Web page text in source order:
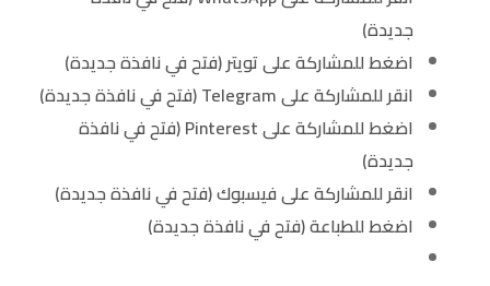
جديدة)
اضغط للمشاركة على تويتر (فتح في نافذة جديدة)
انقر للمشاركة على Telegram (فتح في نافذة جديدة)
اضغط للمشاركة على Pinterest (فتح في نافذة
جديدة)
انقر للمشاركة على فيسبوك (فتح في نافذة جديدة)
اضغط للطباعة (فتح في نافذة جديدة)